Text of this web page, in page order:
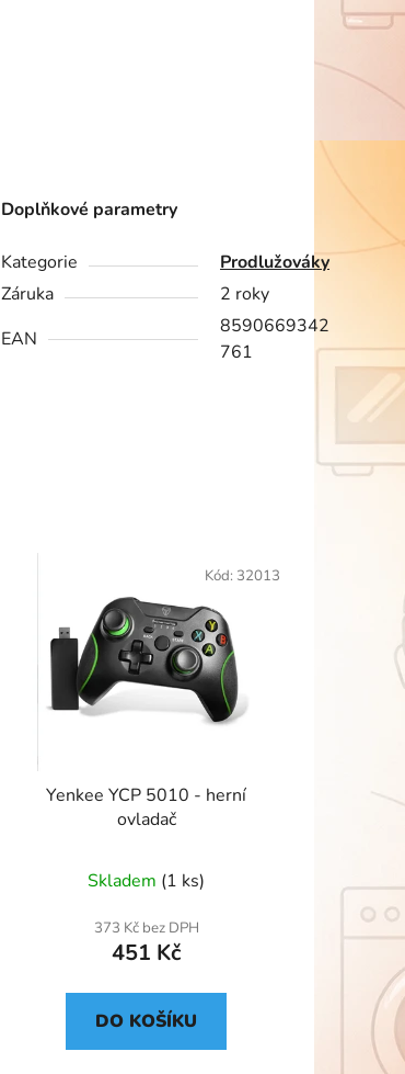
Doplňkové parametry
Kategorie
Prodlužováky
Záruka
2 roky
EAN
8590669342
761
Yenkee YCP 5010 - herní
ovladač
Skladem (1 ks)
373 Kč bez DPH
451 Kč
DO KOŠÍKU
Kód: 32013